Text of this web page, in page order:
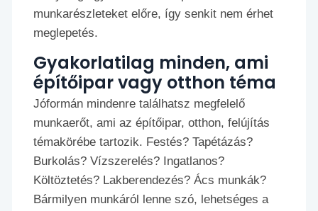
munkarészleteket előre, így senkit nem érhet
meglepetés.
Gyakorlatilag minden, ami
építőipar vagy otthon téma
Jóformán mindenre találhatsz megfelelő
munkaerőt, ami az építőipar, otthon, felújítás
témakörébe tartozik. Festés? Tapétázás?
Burkolás? Vízszerelés? Ingatlanos?
Költöztetés? Lakberendezés? Ács munkák?
Bármilyen munkáról lenne szó, lehetséges a